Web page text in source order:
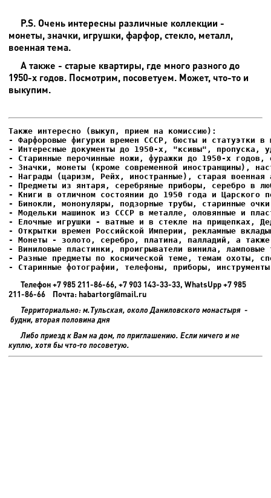
P.S. Очень интересны различные коллекции -
монеты, значки, игрушки, фарфор, стекло, металл,
военная тема.
А также - старые квартиры, где много разного до
1950-х годов. Посмотрим, посоветуем. Может, что-то и
выкупим.
- Фарфоровые фигурки времен СССР, бюсты и статуэтки в
- Интересные документы до 1950-х, "ксивы", пропуска,
- Елочные игрушки - ватные и в стекле на прищепках,
- Старинные фотографии, телефоны, приборы,
Телефон +7 985 211-86-66, +7 903 143-33-33, WhatsUpp +7 985
211-86-66 Почта: habartorg@mail.ru
Территориально: м.Тульская, около Даниловского монастыря -
будни, вторая половина дня
Либо приезд к Вам на дом, по приглашению. Если ничего и не
куплю, хотя бы что-то посоветую.